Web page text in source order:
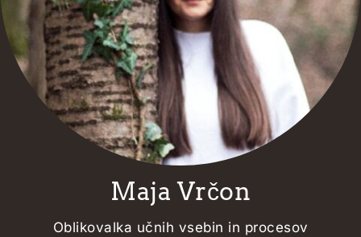
Maja Vrčon
Oblikovalka učnih vsebin in procesov